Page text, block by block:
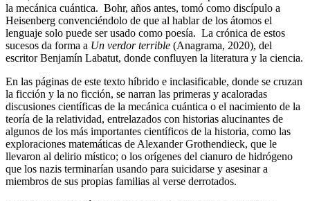
la mecánica cuántica. Bohr, años antes, tomó como discípulo a
Heisenberg convenciéndolo de que al hablar de los átomos el
lenguaje solo puede ser usado como poesía. La crónica de estos
sucesos da forma a Un verdor terrible (Anagrama, 2020), del
escritor Benjamín Labatut, donde confluyen la literatura y la ciencia.
En las páginas de este texto híbrido e inclasificable, donde se cruzan
la ficción y la no ficción, se narran las primeras y acaloradas
discusiones científicas de la mecánica cuántica o el nacimiento de la
teoría de la relatividad, entrelazados con historias alucinantes de
algunos de los más importantes científicos de la historia, como las
exploraciones matemáticas de Alexander Grothendieck, que le
llevaron al delirio místico; o los orígenes del cianuro de hidrógeno
que los nazis terminarían usando para suicidarse y asesinar a
miembros de sus propias familias al verse derrotados.